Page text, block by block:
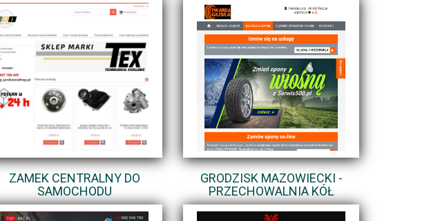
ZAMEK CENTRALNY DO
SAMOCHODU
GRODZISK MAZOWIECKI -
PRZECHOWALNIA KÓŁ